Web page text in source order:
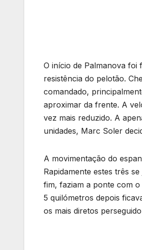
O início de Palmanova foi
resistência do pelotão.
comandado,
aproximar da frente. A
vez mais reduzido. A
unidades, Marc Soler
A movimentação do
Rapidamente estes três
fim, faziam a ponte com
5 quilómetros depois
os mais diretos